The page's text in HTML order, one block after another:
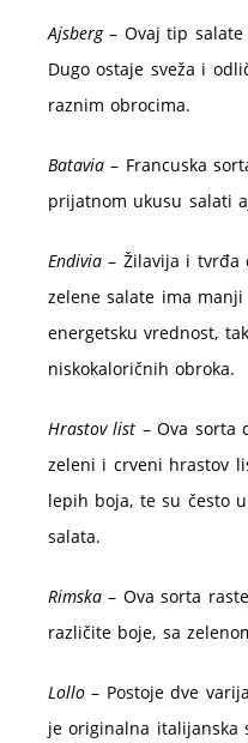
Ajsberg– Ovaj tip
Dugo ostaje sveža i
raznim obrocima.
Batavia– Francuska
prijatnom ukusu salati
Endivia – Žilavija i tvrđa
zelene salate ima
energetsku vrednost,
niskokaloričnih obroka.
Hrastov list – Ova sorta
zeleni i crveni hrastov
lepih boja, te su često
salata.
Rimska – Ova sorta
različite boje, sa
Lollo – Postoje dve
je originalna italijanska